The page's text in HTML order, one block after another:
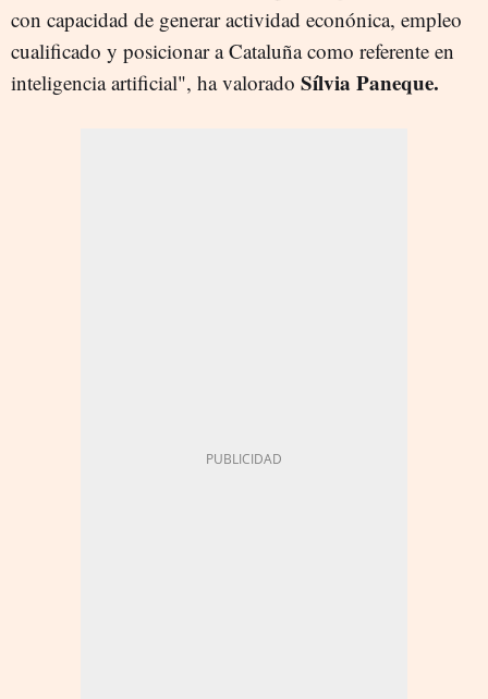
con capacidad de generar actividad econónica, empleo
cualificado y posicionar a Cataluña como referente en
inteligencia artificial", ha valorado Sílvia Paneque.